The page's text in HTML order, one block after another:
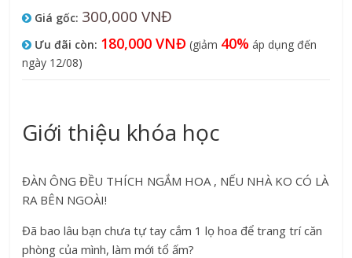
Giá gốc: 300,000 VNĐ
Ưu đãi còn: 180,000 VNĐ (giảm 40% áp dụng đến
ngày 12/08)
Giới thiệu khóa học
ĐÀN ÔNG ĐỀU THÍCH NGẮM HOA , NẾU NHÀ KO CÓ LÀ
RA BÊN NGOÀI!
Đã bao lâu bạn chưa tự tay cắm 1 lọ hoa để trang trí căn
phòng của mình, làm mới tổ ấm?